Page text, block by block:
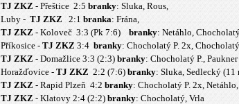
TJ ZKZ - Přeštice 2:5 branky: Sluka, Rous,
Luby - TJ ZKZ 2:1 branka: Frána,
TJ ZKZ - Koloveč 3:3 (Pk 7:6) branky: Netáhlo,
Příkosice - TJ ZKZ 3:4 branky: Chocholatý P. 2x,
TJ ZKZ - Domažlice 3:3 (2:3) branky: Chocholatý P.,
Horažďovice - TJ ZKZ 2:2 (7:6) branky: Sluka, Sedlecký (11
TJ ZKZ - Rapid Plzeň 4:2 branky: Chocholatý P. 2x,
TJ ZKZ - Klatovy 2:4 (2:2) branky: Chocholatý, Vrla